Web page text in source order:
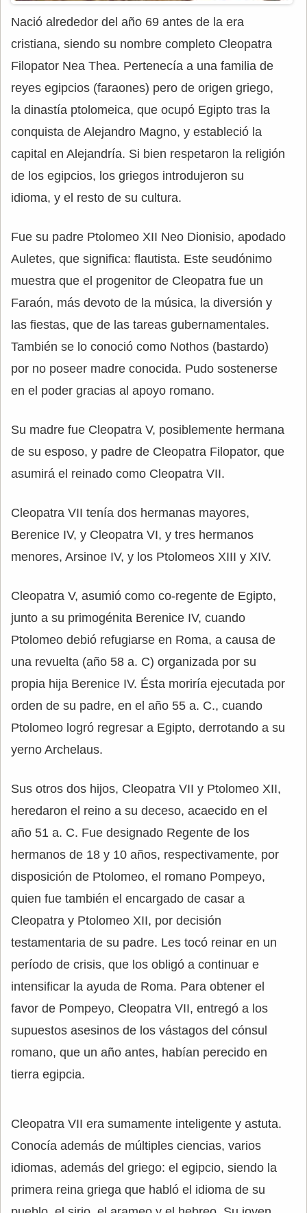
Nació alrededor del año 69 antes de la era
cristiana, siendo su nombre completo Cleopatra
Filopator Nea Thea. Pertenecía a una familia de
reyes egipcios (faraones) pero de origen griego,
la dinastía ptolomeica, que ocupó Egipto tras la
conquista de Alejandro Magno, y estableció la
capital en Alejandría. Si bien respetaron la religión
de los egipcios, los griegos introdujeron su
idioma, y el resto de su cultura.
Fue su padre Ptolomeo XII Neo Dionisio, apodado
Auletes, que significa: flautista. Este seudónimo
muestra que el progenitor de Cleopatra fue un
Faraón, más devoto de la música, la diversión y
las fiestas, que de las tareas gubernamentales.
También se lo conoció como Nothos (bastardo)
por no poseer madre conocida. Pudo sostenerse
en el poder gracias al apoyo romano.
Su madre fue Cleopatra V, posiblemente hermana
de su esposo, y padre de Cleopatra Filopator, que
asumirá el reinado como Cleopatra VII.
Cleopatra VII tenía dos hermanas mayores,
Berenice IV, y Cleopatra VI, y tres hermanos
menores, Arsinoe IV, y los Ptolomeos XIII y XIV.
Cleopatra V, asumió como co-regente de Egipto,
junto a su primogénita Berenice IV, cuando
Ptolomeo debió refugiarse en Roma, a causa de
una revuelta (año 58 a. C) organizada por su
propia hija Berenice IV. Ésta moriría ejecutada por
orden de su padre, en el año 55 a. C., cuando
Ptolomeo logró regresar a Egipto, derrotando a su
yerno Archelaus.
Sus otros dos hijos, Cleopatra VII y Ptolomeo XII,
heredaron el reino a su deceso, acaecido en el
año 51 a. C. Fue designado Regente de los
hermanos de 18 y 10 años, respectivamente, por
disposición de Ptolomeo, el romano Pompeyo,
quien fue también el encargado de casar a
Cleopatra y Ptolomeo XII, por decisión
testamentaria de su padre. Les tocó reinar en un
período de crisis, que los obligó a continuar e
intensificar la ayuda de Roma. Para obtener el
favor de Pompeyo, Cleopatra VII, entregó a los
supuestos asesinos de los vástagos del cónsul
romano, que un año antes, habían perecido en
tierra egipcia.
Cleopatra VII era sumamente inteligente y astuta.
Conocía además de múltiples ciencias, varios
idiomas, además del griego: el egipcio, siendo la
primera reina griega que habló el idioma de su